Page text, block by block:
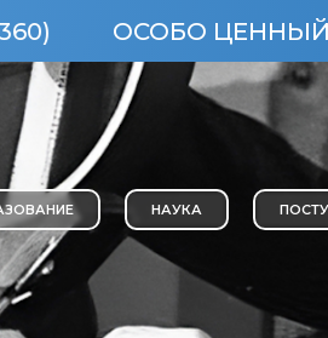
ОБЪЕКТ
НАУКА